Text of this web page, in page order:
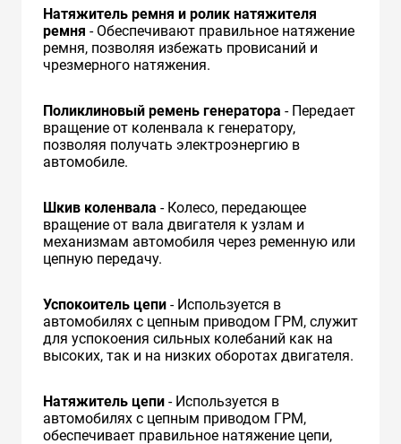
Натяжитель ремня и ролик натяжителя
ремня - Обеспечивают правильное натяжение
ремня, позволяя избежать провисаний и
чрезмерного натяжения.
Поликлиновый ремень генератора - Передает
вращение от коленвала к генератору,
позволяя получать электроэнергию в
автомобиле.
Шкив коленвала - Колесо, передающее
вращение от вала двигателя к узлам и
механизмам автомобиля через ременную или
цепную передачу.
Успокоитель цепи - Используется в
автомобилях с цепным приводом ГРМ, служит
для успокоения сильных колебаний как на
высоких, так и на низких оборотах двигателя.
Натяжитель цепи - Используется в
автомобилях с цепным приводом ГРМ,
обеспечивает правильное натяжение цепи,